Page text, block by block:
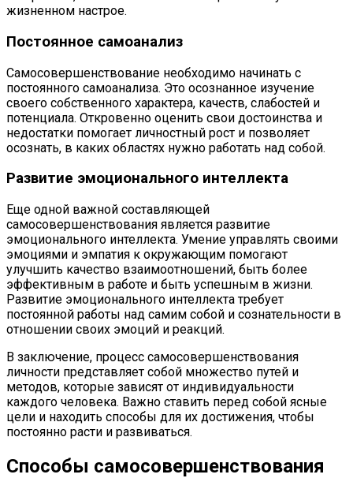
жизненном настрое.
Постоянное самоанализ
Самосовершенствование необходимо начинать с
постоянного самоанализа. Это осознанное изучение
своего собственного характера, качеств, слабостей и
потенциала. Откровенно оценить свои достоинства и
недостатки помогает личностный рост и позволяет
осознать, в каких областях нужно работать над собой.
Развитие эмоционального интеллекта
Еще одной важной составляющей
самосовершенствования является развитие
эмоционального интеллекта. Умение управлять своими
эмоциями и эмпатия к окружающим помогают
улучшить качество взаимоотношений, быть более
эффективным в работе и быть успешным в жизни.
Развитие эмоционального интеллекта требует
постоянной работы над самим собой и сознательности в
отношении своих эмоций и реакций.
В заключение, процесс самосовершенствования
личности представляет собой множество путей и
методов, которые зависят от индивидуальности
каждого человека. Важно ставить перед собой ясные
цели и находить способы для их достижения, чтобы
постоянно расти и развиваться.
Способы самосовершенствования